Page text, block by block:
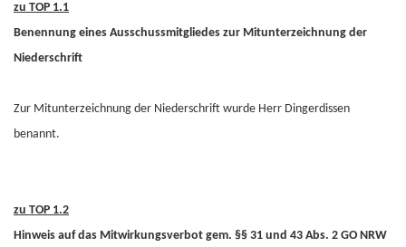
zu TOP 1.1
Benennung eines Ausschussmitgliedes zur Mitunterzeichnung der
Niederschrift
Zur Mitunterzeichnung der Niederschrift wurde Herr Dingerdissen
benannt.
zu TOP 1.2
Hinweis auf das Mitwirkungsverbot gem. §§ 31 und 43 Abs. 2 GO NRW